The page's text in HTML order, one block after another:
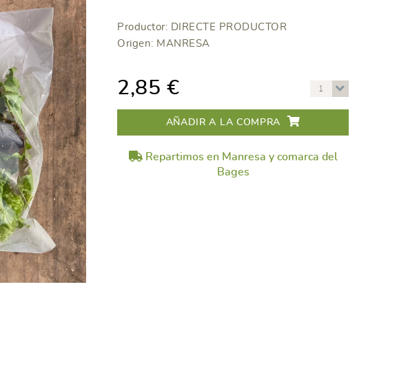
Productor: DIRECTE PRODUCTOR
Origen: MANRESA
2,85 € 1
AÑADIR A LA COMPRA
Repartimos en Manresa y comarca del
Bages